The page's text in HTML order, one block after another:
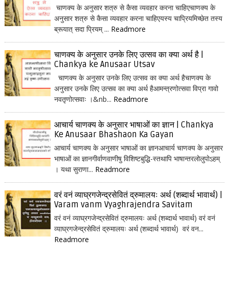
चाणक्य के अनुसार शत्रु से कैसा व्यवहार करना चाहिएचाणक्य के
अनुसार शत्रु से कैसा व्यवहार करना चाहिएयस्य चाप्रियमिच्छेत तस्य
ब्रूयात् सदा प्रियम् ... Readmore
चाणक्य के अनुसार उनके लिए उत्सव का क्या अर्थ है |
Chankya ke Anusaar Utsav
चाणक्य के अनुसार उनके लिए उत्सव का क्या अर्थ हैचाणक्य के
अनुसार उनके लिए उत्सव का क्या अर्थ हैआमन्त्रणोत्सवा विप्रा गावो
नवतृणोत्सवाः ।&nb... Readmore
आचार्य चाणक्य के अनुसार भाषाओं का ज्ञान | Chankya
Ke Anusaar Bhashaon Ka Gayan
आचार्य चाणक्य के अनुसार भाषाओं का ज्ञानआचार्य चाणक्य के अनुसार
भाषाओं का ज्ञानगीर्वाणवाणीषु विशिष्टबुद्धि-स्तथापि भाषान्तरलोलुपोऽहम्
। यथा सुराणा... Readmore
वरं वनं व्याघ्रगजेन्द्रसेवितं द्रुमालयः अर्थ (शब्दार्थ भावार्थ) |
Varam vanm Vyaghrajendra Savitam
वरं वनं व्याघ्रगजेन्द्रसेवितं द्रुमालयः अर्थ (शब्दार्थ भावार्थ) वरं वनं
व्याघ्रगजेन्द्रसेवितं द्रुमालयः अर्थ (शब्दार्थ भावार्थ) वरं वन...
Readmore